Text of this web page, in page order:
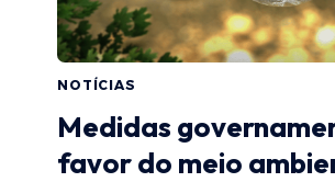
NOTÍCIAS
Medidas
favor do meio